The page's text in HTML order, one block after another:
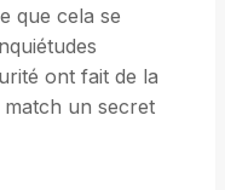
que cela se
ont fait de la
un secret